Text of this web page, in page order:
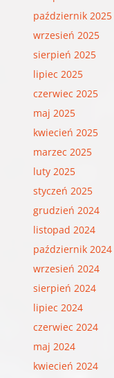
październik 2025
wrzesień 2025
sierpień 2025
lipiec 2025
czerwiec 2025
maj 2025
kwiecień 2025
marzec 2025
luty 2025
styczeń 2025
grudzień 2024
listopad 2024
październik 2024
wrzesień 2024
sierpień 2024
lipiec 2024
czerwiec 2024
maj 2024
kwiecień 2024